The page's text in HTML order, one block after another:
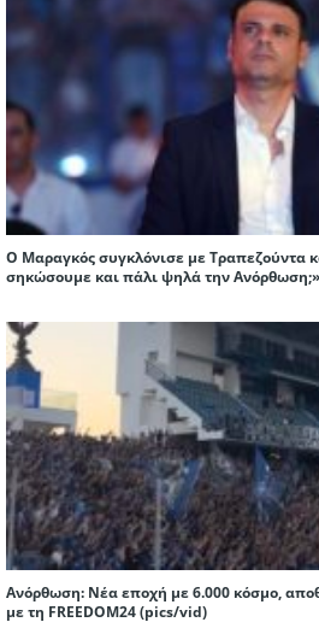
Ο Μαραγκός συγκλόνισε με Τραπεζούντα
σηκώσουμε και πάλι ψηλά την Ανόρθωση;»
Ανόρθωση: Νέα εποχή με 6.000 κόσμο,
με τη FREEDOM24 (pics/vid)